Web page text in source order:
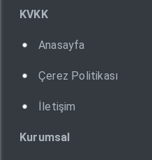
KVKK
Anasayfa
Çerez Politikası
İletişim
Kurumsal